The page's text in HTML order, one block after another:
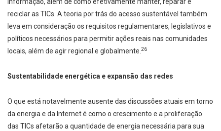
informação, além de como efetivamente manter, reparar e
reciclar as TICs. A teoria por trás do acesso sustentável também
leva em consideração os requisitos regulamentares, legislativos e
políticos necessários para permitir ações reais nas comunidades
locais, além de agir regional e globalmente.26
Sustentabilidade energética e expansão das redes
O que está notavelmente ausente das discussões atuais em torno
da energia e da Internet é como o crescimento e a proliferação
das TICs afetarão a quantidade de energia necessária para sua